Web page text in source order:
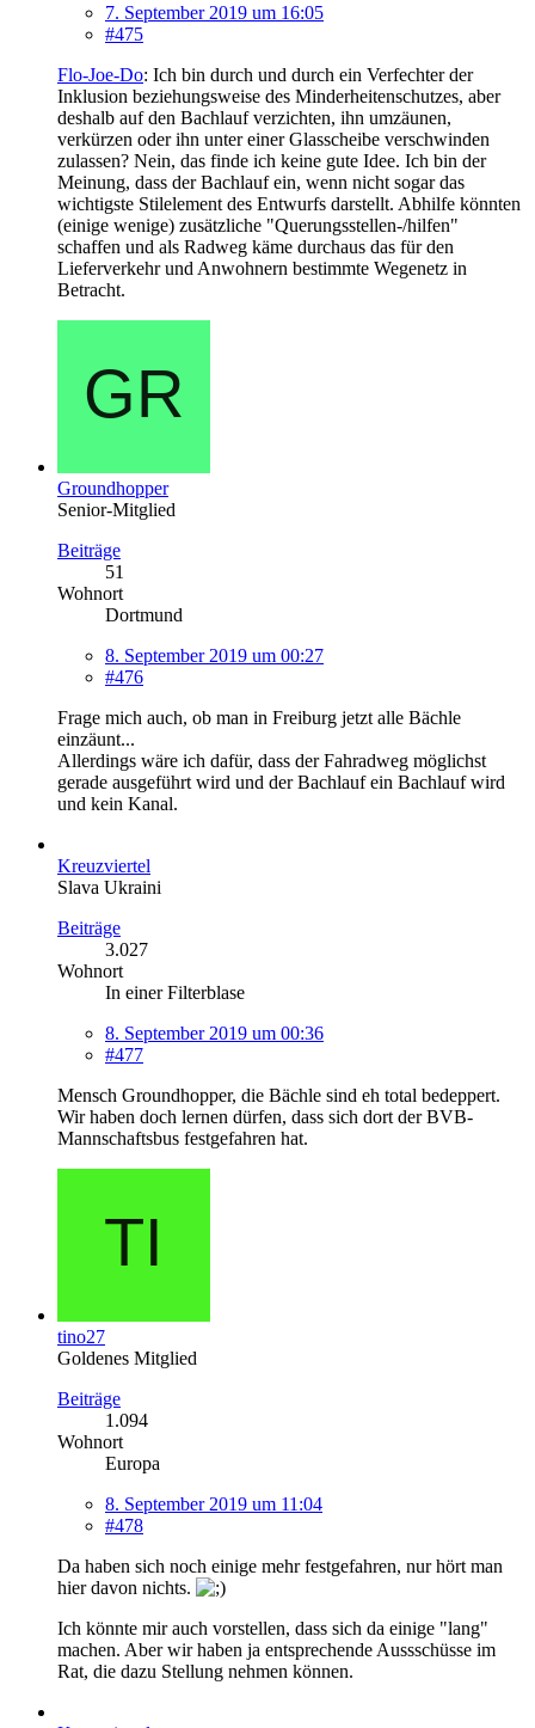
7. September 2019 um 16:05
#475
Flo-Joe-Do: Ich bin durch und durch ein Verfechter der
Inklusion beziehungsweise des Minderheitenschutzes, aber
deshalb auf den Bachlauf verzichten, ihn umzäunen,
verkürzen oder ihn unter einer Glasscheibe verschwinden
zulassen? Nein, das finde ich keine gute Idee. Ich bin der
Meinung, dass der Bachlauf ein, wenn nicht sogar das
wichtigste Stilelement des Entwurfs darstellt. Abhilfe könnten
(einige wenige) zusätzliche "Querungsstellen-/hilfen"
schaffen und als Radweg käme durchaus das für den
Lieferverkehr und Anwohnern bestimmte Wegenetz in
Betracht.
Groundhopper
Senior-Mitglied
Beiträge
51
Wohnort
Dortmund
8. September 2019 um 00:27
#476
Frage mich auch, ob man in Freiburg jetzt alle Bächle
einzäunt...
Allerdings wäre ich dafür, dass der Fahradweg möglichst
gerade ausgeführt wird und der Bachlauf ein Bachlauf wird
und kein Kanal.
Kreuzviertel
Slava Ukraini
Beiträge
3.027
Wohnort
In einer Filterblase
8. September 2019 um 00:36
#477
Mensch Groundhopper, die Bächle sind eh total bedeppert.
Wir haben doch lernen dürfen, dass sich dort der BVB-
Mannschaftsbus festgefahren hat.
tino27
Goldenes Mitglied
Beiträge
1.094
Wohnort
Europa
8. September 2019 um 11:04
#478
Da haben sich noch einige mehr festgefahren, nur hört man
hier davon nichts.
Ich könnte mir auch vorstellen, dass sich da einige "lang"
machen. Aber wir haben ja entsprechende Aussschüsse im
Rat, die dazu Stellung nehmen können.